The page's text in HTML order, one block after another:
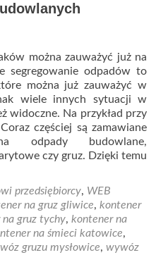
można zauważyć już na
segregowanie odpadów to
można już zauważyć w
wiele innych sytuacji w
widoczne. Na przykład przy
częściej są zamawiane
odpady budowlane,
czy gruz. Dzięki temu
przedsiębiorcy, WEB
na gruz gliwice, kontener
gruz tychy, kontener na
na śmieci katowice,
gruzu mysłowice, wywóz